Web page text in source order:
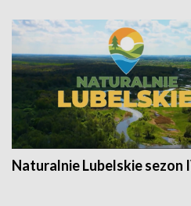
Naturalnie Lubelskie sezon